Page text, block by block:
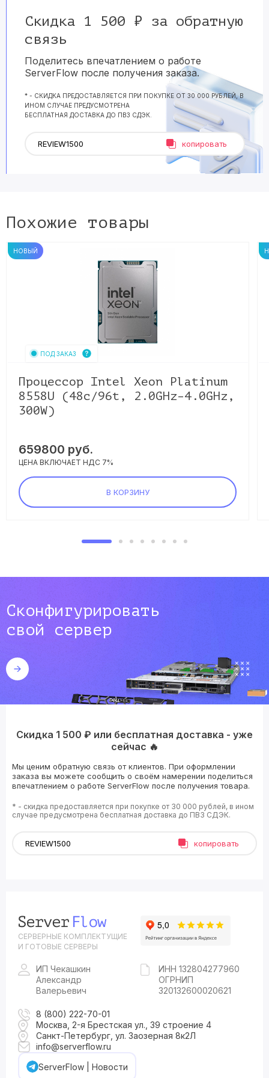
Скидка 1 500 ₽ за обратную
связь
Поделитесь впечатлением о работе
ServerFlow после получения заказа.
* - СКИДКА ПРЕДОСТАВЛЯЕТСЯ ПРИ ПОКУПКЕ ОТ 30 000 РУБЛЕЙ, В
ИНОМ СЛУЧАЕ ПРЕДУСМОТРЕНА
БЕСПЛАТНАЯ ДОСТАВКА ДО ПВЗ СДЭК.
копировать
Похожие товары
НОВЫЙ
ПОД ЗАКАЗ
Процессор Intel Xeon Platinum
8558U (48c/96t, 2.0GHz–4.0GHz,
300W)
659800 руб.
ЦЕНА ВКЛЮЧАЕТ НДС 7%
В КОРЗИНУ
Сконфигурировать
свой сервер
Скидка 1 500 ₽ или бесплатная доставка - уже
сейчас 🔥
Мы ценим обратную связь от клиентов. При оформлении
заказа вы можете сообщить о своём намерении поделиться
впечатлением о работе ServerFlow после получения товара.
* - скидка предоставляется при покупке от 30 000 рублей, в ином
случае предусмотрена бесплатная доставка до ПВЗ СДЭК.
копировать
СЕРВЕРНЫЕ КОМПЛЕКТУЩИЕ
И ГОТОВЫЕ СЕРВЕРЫ
ИП Чекашкин
Александр
Валерьевич
ИНН 132804277960
ОГРНИП
320132600020621
8 (800) 222-70-01
Москва, 2-я Брестская ул., 39 строение 4
Санкт-Петербург, ул. Заозерная 8к2Л
info@serverflow.ru
ServerFlow | Новости